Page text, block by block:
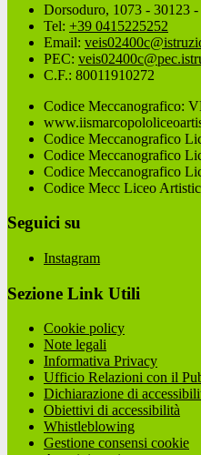
Dorsoduro, 1073 - 30123
Tel: +39 0415225252
Email:
PEC:
C.F.: 80011910272
Codice Meccanografico:
Codice Meccanografico
Codice Meccanografico
Codice Meccanografico
Codice Mecc Liceo
Seguici su
Instagram
Sezione Link Utili
Cookie policy
Note legali
Informativa Privacy
Ufficio Relazioni con il
Dichiarazione di
Obiettivi di accessibilità
Whistleblowing
Gestione consensi cookie